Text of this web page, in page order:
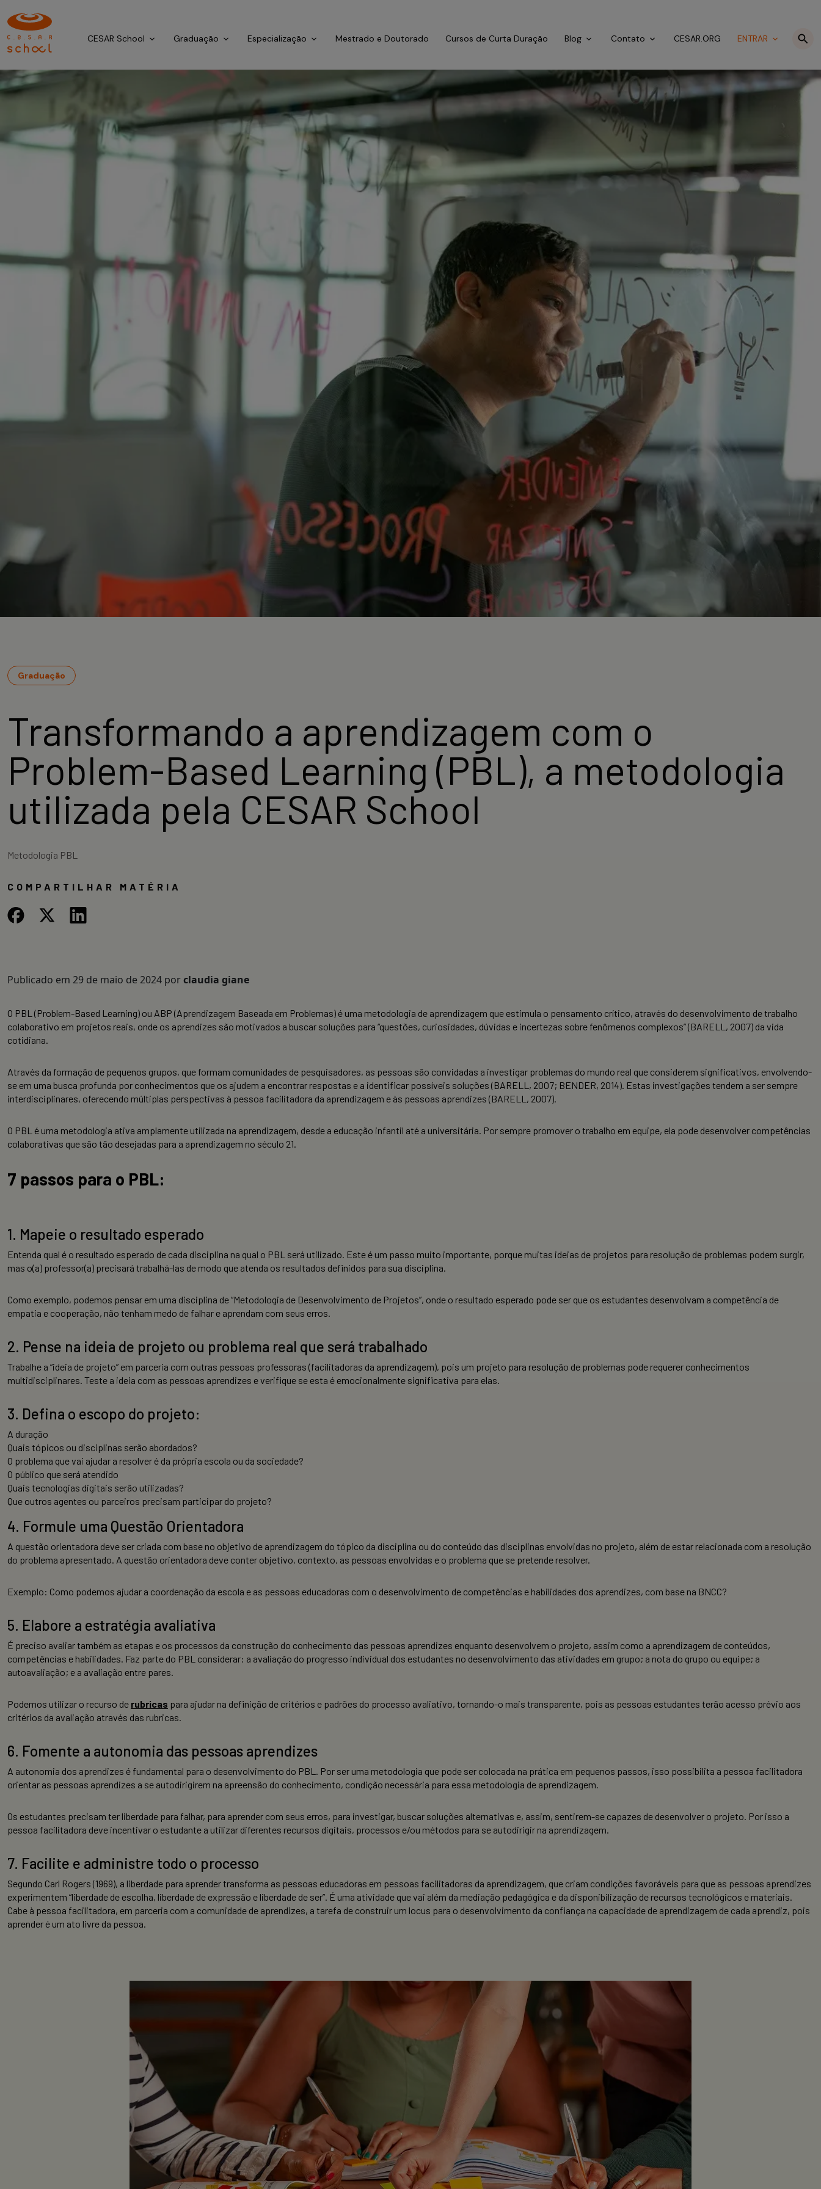
CESAR School Graduação Especialização Mestrado e Doutorado Cursos de Curta Duração Blog Contato CESAR.ORG ENTRAR
Graduação
Transformando a aprendizagem com o
Problem-Based Learning (PBL), a metodologia
utilizada pela CESAR School
Metodologia PBL
COMPARTILHAR MATÉRIA
Publicado em 29 de maio de 2024 porclaudia giane
O PBL (Problem-Based Learning) ou ABP (Aprendizagem Baseada em Problemas) é uma metodologia de aprendizagem que estimula o pensamento crítico, através do desenvolvimento de trabalho
colaborativo em projetos reais, onde os aprendizes são motivados a buscar soluções para “questões, curiosidades, dúvidas e incertezas sobre fenômenos complexos” (BARELL, 2007) da vida
cotidiana.
Através da formação de pequenos grupos, que formam comunidades de pesquisadores, as pessoas são convidadas a investigar problemas do mundo real que considerem significativos, envolvendo-
se em uma busca profunda por conhecimentos que os ajudem a encontrar respostas e a identificar possíveis soluções (BARELL, 2007; BENDER, 2014). Estas investigações tendem a ser sempre
interdisciplinares, oferecendo múltiplas perspectivas à pessoa facilitadora da aprendizagem e às pessoas aprendizes (BARELL, 2007).
O PBL é uma metodologia ativa amplamente utilizada na aprendizagem, desde a educação infantil até a universitária. Por sempre promover o trabalho em equipe, ela pode desenvolver competências
colaborativas que são tão desejadas para a aprendizagem no século 21.
7 passos para o PBL:
1. Mapeie o resultado esperado
Entenda qual é o resultado esperado de cada disciplina na qual o PBL será utilizado. Este é um passo muito importante, porque muitas ideias de projetos para resolução de problemas podem surgir,
mas o(a) professor(a) precisará trabalhá-las de modo que atenda os resultados definidos para sua disciplina.
Como exemplo, podemos pensar em uma disciplina de “Metodologia de Desenvolvimento de Projetos”, onde o resultado esperado pode ser que os estudantes desenvolvam a competência de
empatia e cooperação, não tenham medo de falhar e aprendam com seus erros.
2. Pense na ideia de projeto ou problema real que será trabalhado
Trabalhe a “ideia de projeto” em parceria com outras pessoas professoras (facilitadoras da aprendizagem), pois um projeto para resolução de problemas pode requerer conhecimentos
multidisciplinares. Teste a ideia com as pessoas aprendizes e verifique se esta é emocionalmente significativa para elas.
3. Defina o escopo do projeto:
A duração
Quais tópicos ou disciplinas serão abordados?
O problema que vai ajudar a resolver é da própria escola ou da sociedade?
O público que será atendido
Quais tecnologias digitais serão utilizadas?
Que outros agentes ou parceiros precisam participar do projeto?
4. Formule uma Questão Orientadora
A questão orientadora deve ser criada com base no objetivo de aprendizagem do tópico da disciplina ou do conteúdo das disciplinas envolvidas no projeto, além de estar relacionada com a resolução
do problema apresentado. A questão orientadora deve conter objetivo, contexto, as pessoas envolvidas e o problema que se pretende resolver.
Exemplo: Como podemos ajudar a coordenação da escola e as pessoas educadoras com o desenvolvimento de competências e habilidades dos aprendizes, com base na BNCC?
5. Elabore a estratégia avaliativa
É preciso avaliar também as etapas e os processos da construção do conhecimento das pessoas aprendizes enquanto desenvolvem o projeto, assim como a aprendizagem de conteúdos,
competências e habilidades. Faz parte do PBL considerar: a avaliação do progresso individual dos estudantes no desenvolvimento das atividades em grupo; a nota do grupo ou equipe; a
autoavaliação; e a avaliação entre pares.
Podemos utilizar o recurso de rubricas para ajudar na definição de critérios e padrões do processo avaliativo, tornando-o mais transparente, pois as pessoas estudantes terão acesso prévio aos
critérios da avaliação através das rubricas.
6. Fomente a autonomia das pessoas aprendizes
A autonomia dos aprendizes é fundamental para o desenvolvimento do PBL. Por ser uma metodologia que pode ser colocada na prática em pequenos passos, isso possibilita a pessoa facilitadora
orientar as pessoas aprendizes a se autodirigirem na apreensão do conhecimento, condição necessária para essa metodologia de aprendizagem.
Os estudantes precisam ter liberdade para falhar, para aprender com seus erros, para investigar, buscar soluções alternativas e, assim, sentirem-se capazes de desenvolver o projeto. Por isso a
pessoa facilitadora deve incentivar o estudante a utilizar diferentes recursos digitais, processos e/ou métodos para se autodirigir na aprendizagem.
7. Facilite e administre todo o processo
Segundo Carl Rogers (1969), a liberdade para aprender transforma as pessoas educadoras em pessoas facilitadoras da aprendizagem, que criam condições favoráveis para que as pessoas aprendizes
experimentem “liberdade de escolha, liberdade de expressão e liberdade de ser”. É uma atividade que vai além da mediação pedagógica e da disponibilização de recursos tecnológicos e materiais.
Cabe à pessoa facilitadora, em parceria com a comunidade de aprendizes, a tarefa de construir um locus para o desenvolvimento da confiança na capacidade de aprendizagem de cada aprendiz, pois
aprender é um ato livre da pessoa.